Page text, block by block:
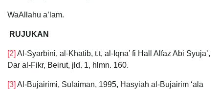
WaAllahu a’lam.
RUJUKAN
[2] Al-Syarbini, al-Khatib, t.t, al-Iqna’ fi Hall Alfaz Abi Syuja’,
Dar al-Fikr, Beirut, jld. 1, hlmn. 160.
[3] Al-Bujairimi, Sulaiman, 1995, Hasyiah al-Bujairim ‘ala